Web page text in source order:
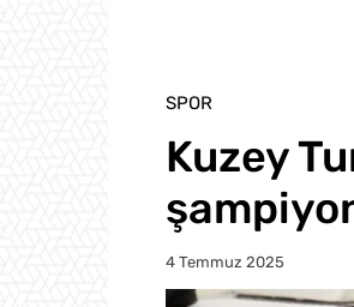
SPOR
Kuzey
4 Temmuz 2025